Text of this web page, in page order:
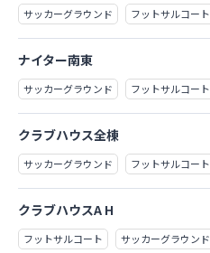
サッカーグラウンド フットサルコート
ナイター南東
サッカーグラウンド フットサルコート
クラブハウス全棟
サッカーグラウンド フットサルコート
クラブハウスA H
フットサルコート サッカーグラウンド